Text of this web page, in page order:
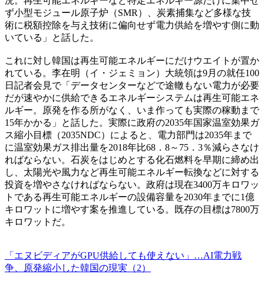
ず小型モジュール原子炉（SMR）、炭素捕集など多様な技
術に税額控除を与え技術に偏向せず電力供給を増やす側に動
いている」と話した。
これに対し韓国は再生可能エネルギーにだけウエイトが置か
れている。李在明（イ・ジェミョン）大統領は9月の就任100
日記者会見で「データセンターなどで途轍もない電力が必要
だが速やかに供給できるエネルギーシステムは再生可能エネ
ルギー。原発を作る所がなく、いま作っても実際の稼動まで
15年かかる」と話した。実際に政府の2035年国家温室効果ガ
ス縮小目標（2035NDC）によると、電力部門は2035年まで
に温室効果ガス排出量を2018年比68．8～75．3％減らさなけ
ればならない。石炭をはじめとする化石燃料を早期に締め出
し、太陽光や風力など再生可能エネルギー転換などに対する
投資を増やさなければならない。政府は現在3400万キロワッ
トである再生可能エネルギーの設備容量を2030年までに1億
キロワットに増やす案を推進している。既存の目標は7800万
キロワットだ。
「エヌビディアがGPU供給しても使えない」…AI電力戦
争、原発縮小した韓国の現実（2）